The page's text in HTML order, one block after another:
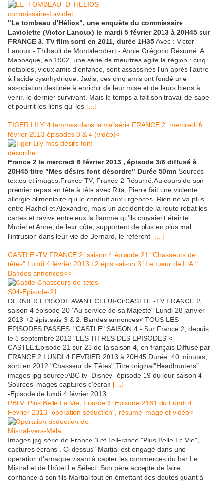
"Le tombeau d'Hélios", une enquête du commissaire
Laviolette (Victor Lanoux) le mardi 5 février 2013 à 20H45 sur
FRANCE 3. TV film sorti en 2011, durée 1H35Avec : Victor
Lanoux - Thibault de Montalembert - Annie Grégorio Résumé: A
Manosque, en 1962, une série de meurtres agite la région : cinq
notables, vieux amis d'enfance, sont assassinés l'un après l'autre
à l'acide cyanhydrique. Jadis, ces cinq amis ont fondé une
association destinée à enrichir de leur mise et de leurs biens à
venir, le dernier survivant. Mais le temps a fait son travail de sape
et pourrit les liens qui les […]
TIGER LILY"4 femmes dans la vie"série FRANCE 2: mercredi 6
février 2013 épisodes 3 & 4 (vidéo)<
France 2 le mercredi 6 février 2013 , épisode 3/6 diffusé à
20H45 titre "Mes désirs font désordre" Durée 50mn Sources
textes et images:France TV, France 2 Résumé:Au cours de son
premier repas en tête à tête avec Rita, Pierre fait une violente
allergie alimentaire qui le conduit aux urgences. Rien ne va plus
entre Rachel et Alexandre, mais un accident de la route rebat les
cartes et ravive entre eux la flamme qu'ils croyaient éteinte.
Muriel et Anne, de leur côté, supportent de plus en plus mal
l'intrusion dans leur vie de Bernard, le référent […]
CASTLE -TV FRANCE 2, saison 4 épisode 21 "Chasseurs de
têtes" Lundi 4 février 2013 +2 épis.saison 3 "Le tueur de L.A."...
Bandes annonces<<
DERNIER EPISODE AVANT CELUI-Ci:CASTLE -TV FRANCE 2,
saison 4 épisode 20 "Au service de sa Majesté" Lundi 28 janvier
2013 +2 épis.sais 3 & 2. Bandes annonces< TOUS LES
EPISODES PASSES: "CASTLE" SAISON 4 - Sur France 2, depuis
le 3 septembre 2012 "LES TITRES DES EPISODES"<
CASTLE:Episode 21 sur 23 de la saison 4, en français Diffusé par
FRANCE 2 LUNDI 4 FEVRIER 2013 à 20H45 Durée: 40 minutes,
sorti en 2012 "Chasseur de Têtes" Titre original"Headhunters"
images jpg source:ABC tv -Disney- épisode 19 du jour saison 4
Sources images captures d'écran […]
-Episode de lundi 4 février 2013:
PBLV, Plus Belle La Vie, France 3: Episode 2161 du Lundi 4
Février 2013 "opération séduction", résumé imagé et vidéo<
Images jpg série de France 3 et TelFrance "Plus Belle La Vie",
captures écrans . Ci dessus" Martial est engagé dans une
opération d'arnaque visant à capter les commerces du bar Le
Mistral et de l'hôtel Le Sélect. Son père accepte de faire
confiance à son fils Martial tout en émettant des doutes quant à